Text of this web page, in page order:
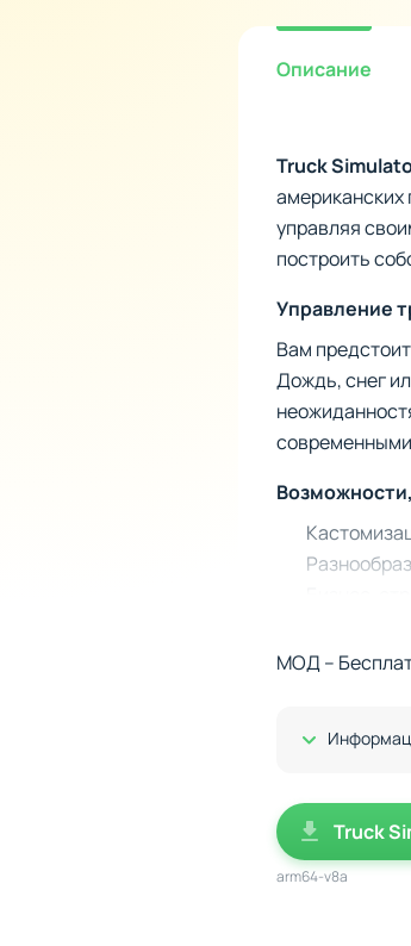
Описание
Truck
управляя
построить
Управление
Вам
Дождь, снег
отсеке.
Truck
успеха.
МОД –
Показать/
Truck
arm64-v8a